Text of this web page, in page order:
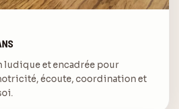
et encadrée pour
écoute, coordination et